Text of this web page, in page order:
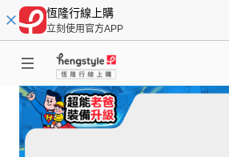
恆隆行線上購
立刻使用官方APP